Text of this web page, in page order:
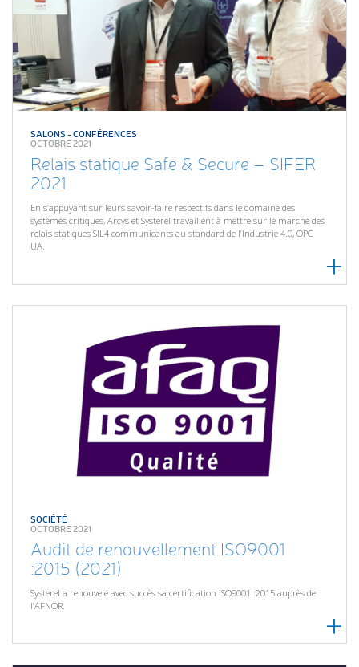
SALONS - CONFÉRENCES
OCTOBRE 2021
Relais statique Safe & Secure – SIFER
2021
En s’appuyant sur leurs savoir-faire respectifs dans le domaine des
systèmes critiques, Arcys et Systerel travaillent à mettre sur le marché des
relais statiques SIL4 communicants au standard de l’Industrie 4.0, OPC
UA.
SOCIÉTÉ
OCTOBRE 2021
Audit de renouvellement ISO9001
:2015 (2021)
Systerel a renouvelé avec succès sa certification ISO9001 :2015 auprès de
l’AFNOR.